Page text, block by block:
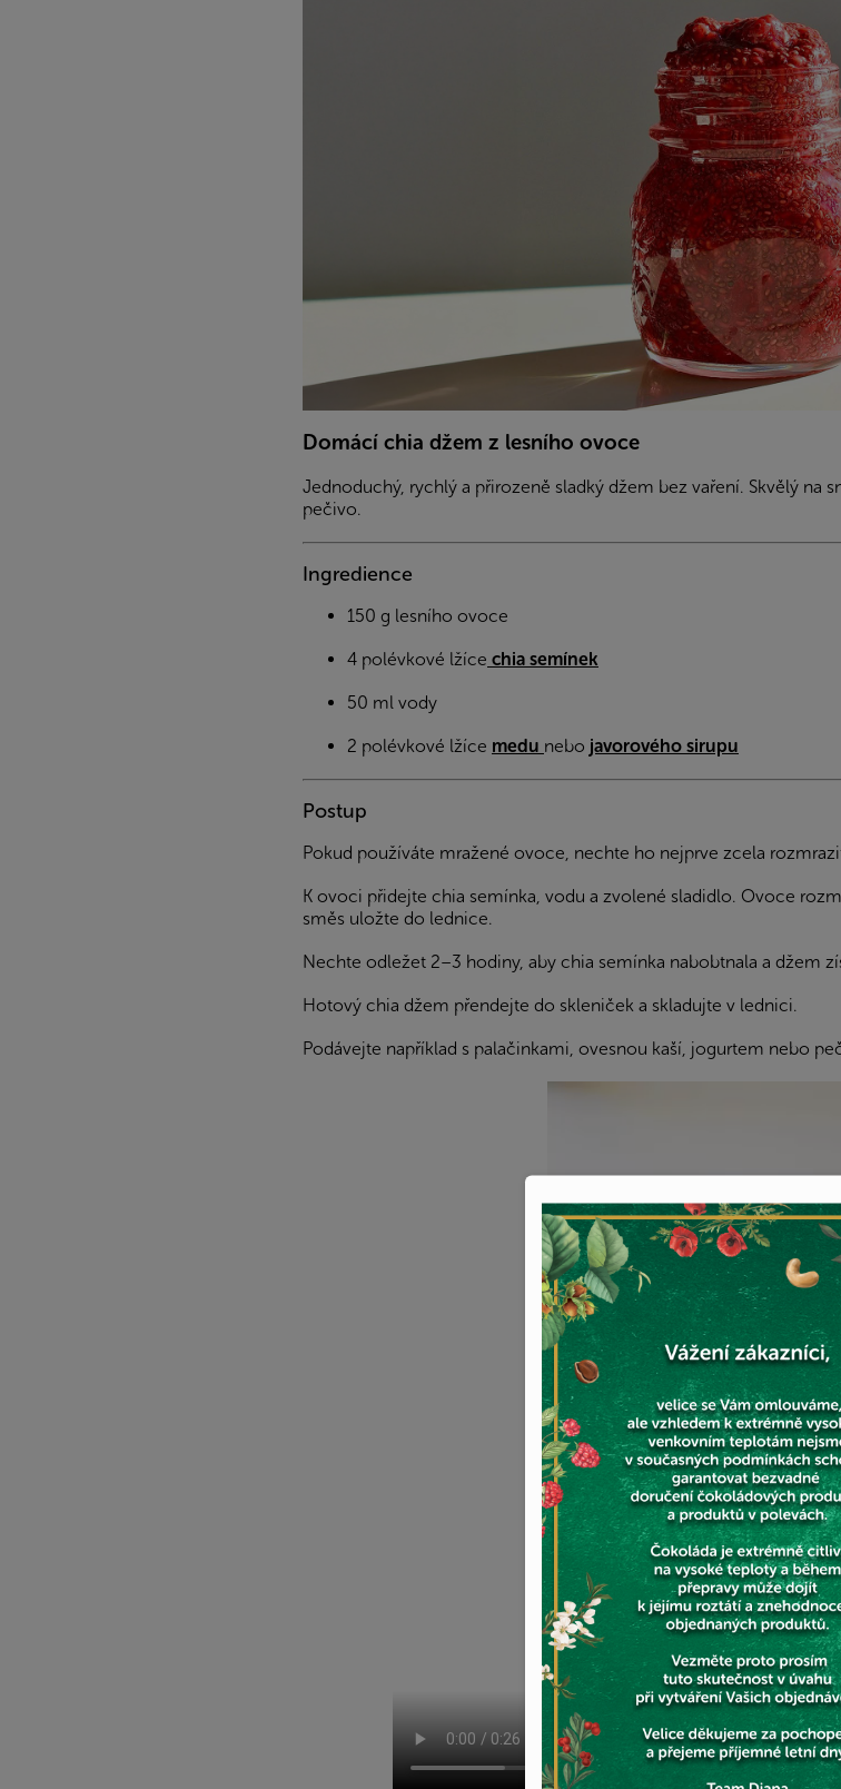
Domácí chia džem z lesního ovoce
Jednoduchý, rychlý a přirozeně sladký džem bez vaření. Skvělý na
pečivo.
Ingredience
150 g lesního ovoce
4 polévkové lžíce chia semínek
50 ml vody
2 polévkové lžíce medu nebo javorového sirupu
Postup
Pokud používáte mražené ovoce, nechte ho nejprve zcela
K ovoci přidejte chia semínka, vodu a zvolené sladidlo. Ovoce
směs uložte do lednice.
Nechte odležet 2–3 hodiny, aby chia semínka nabobtnala a džem
Hotový chia džem přendejte do skleniček a skladujte v lednici.
Podávejte například s palačinkami, ovesnou kaší, jogurtem nebo